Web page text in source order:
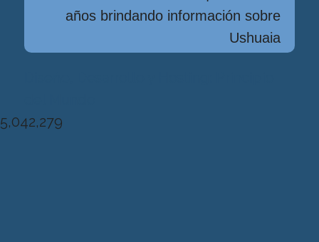
años brindando información sobre
Ushuaia
5,042,279